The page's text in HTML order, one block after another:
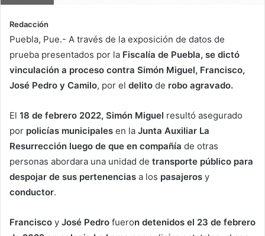
Redacción
Puebla, Pue.- A través de la exposición de datos de
prueba presentados por la Fiscalía de Puebla, se dictó
vinculación a proceso contra Simón Miguel, Francisco,
José Pedro y Camilo, por el delito de robo agravado.
El 18 de febrero 2022, Simón Miguel resultó asegurado
por policías municipales en la Junta Auxiliar La
Resurrección luego de que en compañía de otras
personas abordara una unidad de transporte público para
despojar de sus pertenencias a los pasajeros y
conductor.
Francisco y José Pedro fueron detenidos el 23 de febrero